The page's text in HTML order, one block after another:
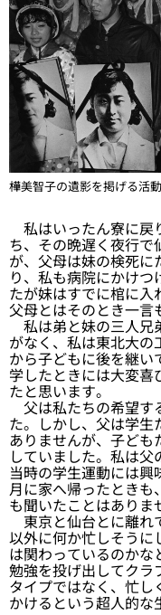
樺美智子の遺影を掲げる
私はいったん寮に戻
ち、その晩遅く夜行
が、父母は妹の検死に
り、私も病院にかけ
たが妹はすでに棺に入
父母とはそのとき一言
私は弟と妹の三人兄
がなく、私は東北大
から子どもに後を継
学したときには大変喜
たと思います。
父は私たちの希望す
た。しかし、父は学
ありませんが、子ど
していました。私は父
当時の学生運動には
月に家へ帰ったとき
も聞いたことはありま
東京と仙台とに離れ
以外に何か忙しそうに
は関わっているのか
勉強を投げ出してクラ
タイプではなく、忙
かけるという超人的な